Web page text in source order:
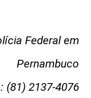
Federal em
Pernambuco
(81) 2137-4076